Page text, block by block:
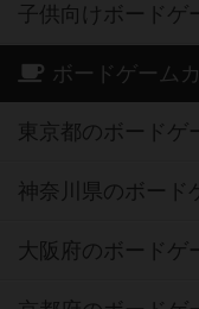
子供向けボードゲ
ボードゲーム
東京都のボードゲ
神奈川県のボード
大阪府のボードゲ